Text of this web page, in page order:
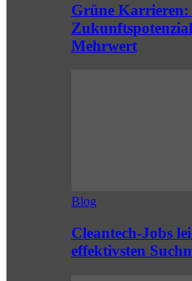
Grüne Karrieren:
Mehrwert
Blog
Cleantech-Jobs
effektivsten